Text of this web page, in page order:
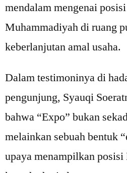
mendalam mengenai
Muhammadiyah di ruang
keberlanjutan amal usaha.
Dalam testimoninya di
pengunjung, Syauqi
bahwa “Expo” bukan
melainkan sebuah bentuk
upaya menampilkan